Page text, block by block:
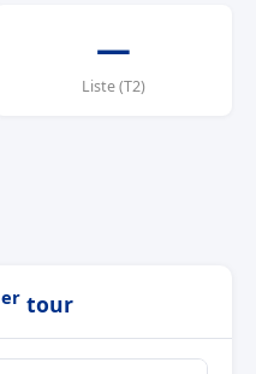
—
Liste (T2)
er tour